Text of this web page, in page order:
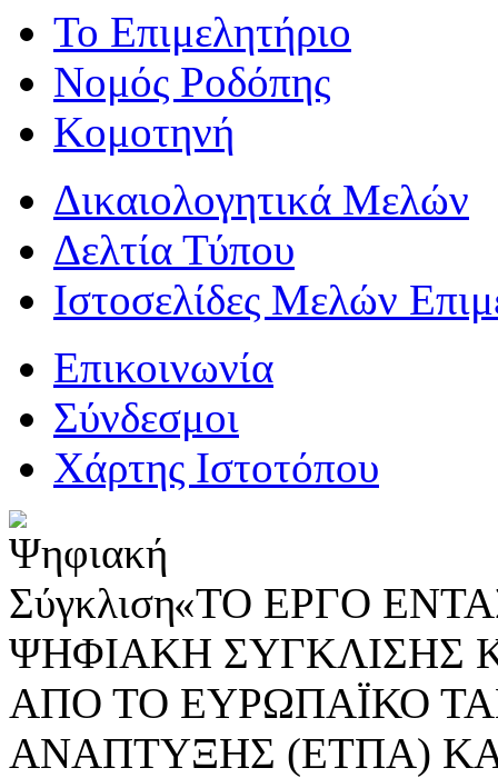
Το Επιμελητήριο
Νομός Ροδόπης
Κομοτηνή
Δικαιολογητικά Μελών
Δελτία Τύπου
Ιστοσελίδες Μελών
Επικοινωνία
Σύνδεσμοι
Χάρτης Ιστοτόπου
«ΤΟ ΕΡΓΟ
ΨΗΦΙΑΚΗ ΣΥΓΚΛΙΣΗΣ
ΑΠΟ ΤΟ ΕΥΡΩΠΑΪΚΟ
ΑΝΑΠΤΥΞΗΣ (ΕΤΠΑ)